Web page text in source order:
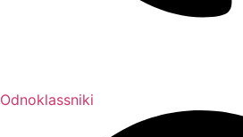
Odnoklassniki